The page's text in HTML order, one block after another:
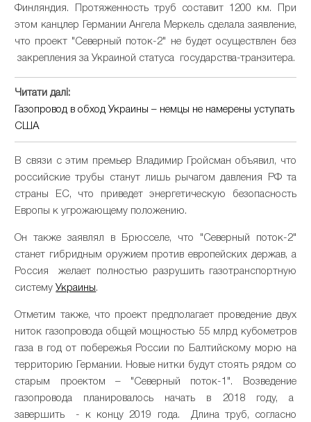
Финляндия. Протяженность труб составит 1200 км. При
этом канцлер Германии Ангела Меркель сделала заявление,
что проект "Северный поток-2" не будет осуществлен без
закрепления за Украиной статуса государства-транзитера.
Читати далі:
Газопровод в обход Украины – немцы не намерены уступать
США
В связи с этим премьер Владимир Гройсман объявил, что
российские трубы станут лишь рычагом давления РФ та
страны ЕС, что приведет энергетическую безопасность
Европы к угрожающему положению.
Он также заявлял в Брюсселе, что "Северный поток-2"
станет гибридным оружием против европейских держав, а
Россия желает полностью разрушить газотранспортную
систему Украины.
Отметим также, что проект предполагает проведение двух
ниток газопровода общей мощностью 55 млрд кубометров
газа в год от побережья России по Балтийскому морю на
территорию Германии. Новые нитки будут стоять рядом со
старым проектом – "Северный поток-1". Возведение
газопровода планировалось начать в 2018 году, а
завершить - к концу 2019 года. Длина труб, согласно